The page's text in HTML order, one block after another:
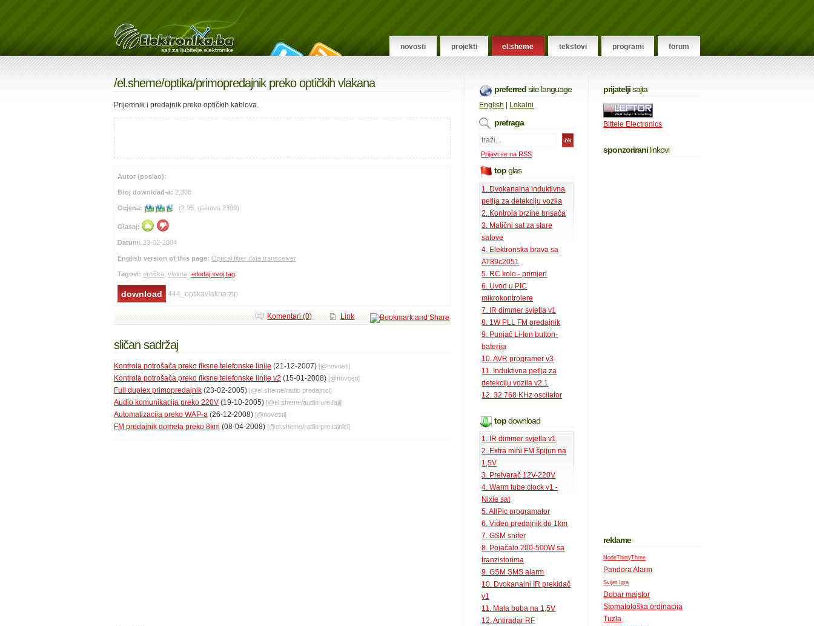
novosti projekti el.sheme tekstovi programi forum
/el.sheme/optika/primopredajnik preko optičkih vlakana
Prijemnik i predajnik preko optičkih kablova.
Autor (poslao):
Broj download-a: 2,308
Ocjena: (2.95, glasova 2309)
Glasaj:
Datum: 23-02-2004
English version of this page: Optical fiber data transceiver
Tagovi: optička vlakna +dodaj svoj tag
444_optikavlakna.zip
Link
Komentari (0)
sličan sadržaj
Kontrola potrošača preko fiksne telefonske linije (21-12-2007) [@novosti]
Kontrola potrošača preko fiksne telefonske linije v2 (15-01-2008) [@novosti]
Full duplex primopredajnik (23-02-2005) [@el.sheme/radio predajnici]
Audio komunikacija preko 220V (19-10-2005) [@el.sheme/audio uređaji]
Automatizacija preko WAP-a (26-12-2008) [@novosti]
FM predajnik dometa preko 8km (08-04-2008) [@el.sheme/radio predajnici]
preferredsite language
English Lokalni
pretraga
Prijavi se na RSS
topglas
1. Dvokanalna induktivna
petlja za detekciju vozila
2. Kontrola brzine brisača
3. Matični sat za stare
satove
4. Elektronska brava sa
AT89c2051
5. RC kolo - primjeri
6. Uvod u PIC
mikrokontrolere
7. IR dimmer svjetla v1
8. 1W PLL FM predajnik
9. Punjač Li-Ion button-
baterija
10. AVR programer v3
11. Induktivna petlja za
detekciju vozila v2.1
12. 32.768 KHz oscilator
topdownload
1. IR dimmer svjetla v1
2. Extra mini FM špijun na
1,5V
3. Pretvarač 12V-220V
4. Warm tube clock v1 -
Nixie sat
5. AllPic programator
6. Video predajnik do 1km
7. GSM snifer
8. Pojačalo 200-500W sa
tranzistorima
9. GSM SMS alarm
10. Dvokanalni IR prekidač
v1
11. Mala buba na 1,5V
12. Antiradar RF
prijateljisajta
Bittele Electronics
sponzorirani linkovi
reklame
NodeThirtyThree
Pandora Alarm
Svijet Igra
Dobar majstor
Stomatološka ordinacija
Tuzla